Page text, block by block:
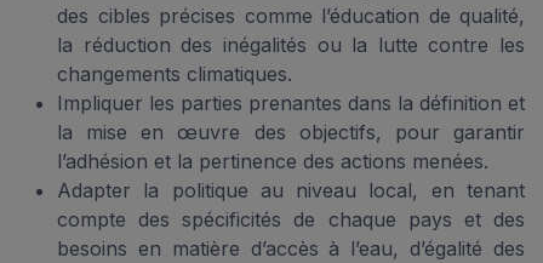
des cibles précises comme l’éducation de qualité,
la réduction des inégalités ou la lutte contre les
changements climatiques.
Impliquer les parties prenantes dans la définition et
la mise en œuvre des objectifs, pour garantir
l’adhésion et la pertinence des actions menées.
Adapter la politique au niveau local, en tenant
compte des spécificités de chaque pays et des
besoins en matière d’accès à l’eau, d’égalité des